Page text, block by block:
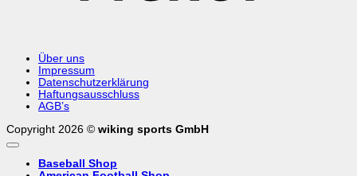
Über uns
Impressum
Datenschutzerklärung
Haftungsausschluss
AGB’s
Copyright 2026 © wiking sports GmbH
Baseball Shop